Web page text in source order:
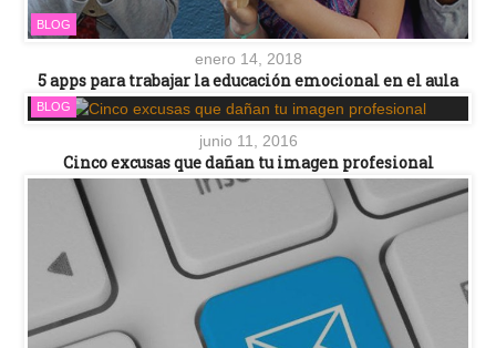
BLOG
enero 14, 2018
5 apps para trabajar la educación emocional en el aula
BLOG
junio 11, 2016
Cinco excusas que dañan tu imagen profesional